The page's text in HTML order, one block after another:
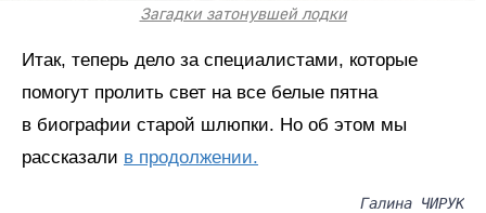
Загадки затонувшей лодки
Итак, теперь дело за специалистами, которые
помогут пролить свет на все белые пятна
в биографии старой шлюпки. Но об этом мы
рассказали в продолжении.
Галина ЧИРУК